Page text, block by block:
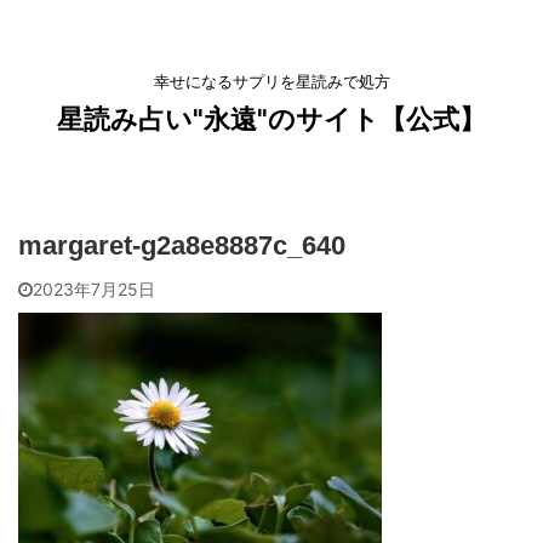
幸せになるサプリを星読みで処方
星読み占い"永遠"のサイト【公式】
margaret-g2a8e8887c_640
2023年7月25日